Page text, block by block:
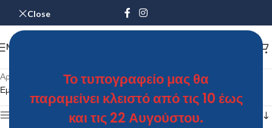
Close
Το τυπογραφείο μας θα
παραμείνει κλειστό από τις 10 έως
και τις 22 Αυγούστου.
MENU
Αρχική σελίδα
Προϊόντα με ετικέτα “70x100cm”
Εμφάνιση του μοναδικού αποτελέσματος